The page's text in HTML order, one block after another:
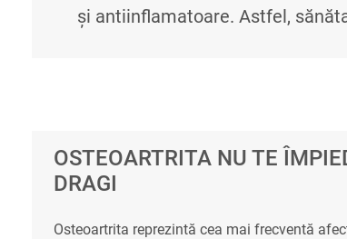
și antiinflamatoare. Astfel,
OSTEOARTRITA NU TE
DRAGI
Osteoartrita reprezintă cea mai frecventă